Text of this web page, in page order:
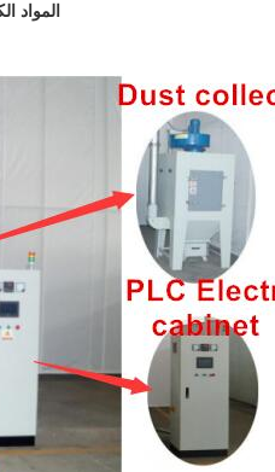
المواد